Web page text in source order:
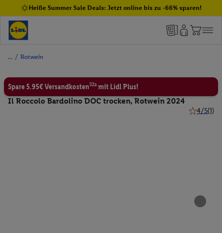
Heiße Summer Sale Deals: Jetzt online bis zu -66% sparen!
/ Rotwein
Spare 5.95€ Versandkosten32a mit Lidl Plus!
Il Roccolo Bardolino DOC trocken, Rotwein 2024
4/5(1)